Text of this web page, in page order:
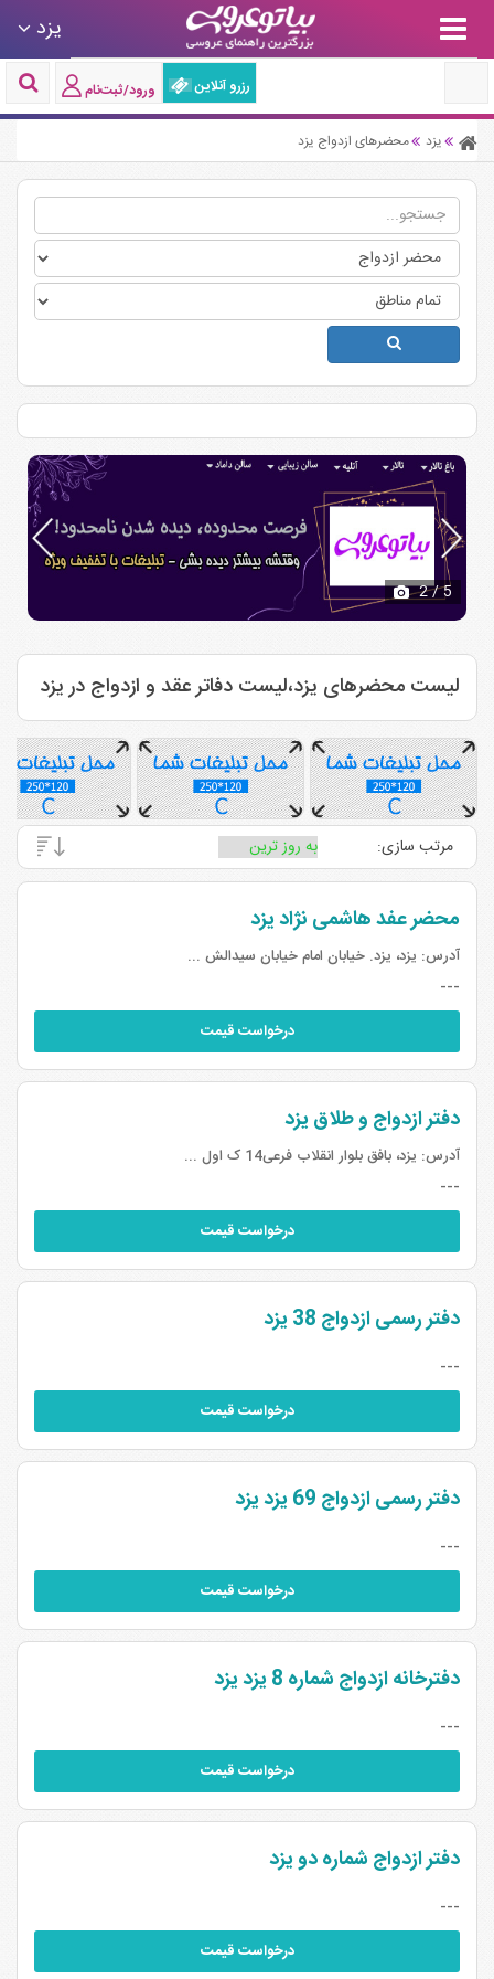
یزد
رزرو آنلاین ورود/ثبت‌نام
یزد محضرهای ازدواج یزد
2/ 5
لیست محضرهای یزد،لیست دفاتر عقد و ازدواج در یزد
مرتب سازی:
محضر عفد هاشمی نژاد یزد
آدرس: یزد، یزد. خیابان امام خیابان سیدالش ...
---
درخواست قیمت
دفتر ازدواج و طلاق یزد
آدرس: یزد، بافق بلوار انقلاب فرعی14 ک اول ...
---
درخواست قیمت
دفتر رسمی ازدواج 38 یزد
---
درخواست قیمت
دفتر رسمی ازدواج 69 یزد یزد
---
درخواست قیمت
دفترخانه ازدواج شماره 8 یزد یزد
---
درخواست قیمت
دفتر ازدواج شماره دو یزد
---
درخواست قیمت